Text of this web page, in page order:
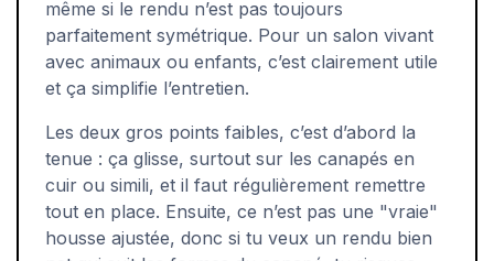
même si le rendu n’est pas toujours
parfaitement symétrique. Pour un salon vivant
avec animaux ou enfants, c’est clairement utile
et ça simplifie l’entretien.
Les deux gros points faibles, c’est d’abord la
tenue : ça glisse, surtout sur les canapés en
cuir ou simili, et il faut régulièrement remettre
tout en place. Ensuite, ce n’est pas une "vraie"
housse ajustée, donc si tu veux un rendu bien